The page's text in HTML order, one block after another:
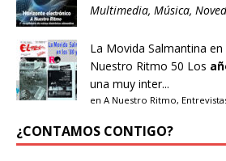
Multimedia, Música,
La Movida Salmantina en
Nuestro Ritmo 50 Los
una muy inter...
en A Nuestro Ritmo,
¿CONTAMOS CONTIGO?